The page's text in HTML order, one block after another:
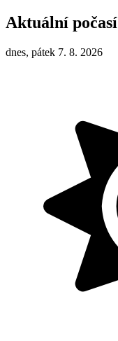
Aktuální počasí
dnes, pátek 7. 8. 2026